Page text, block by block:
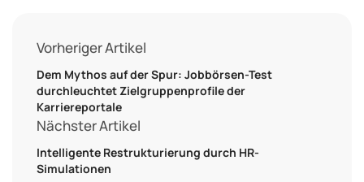
Vorheriger Artikel
Dem Mythos auf der Spur: Jobbörsen-Test
durchleuchtet Zielgruppenprofile der
Karriereportale
Nächster Artikel
Intelligente Restrukturierung durch HR-
Simulationen